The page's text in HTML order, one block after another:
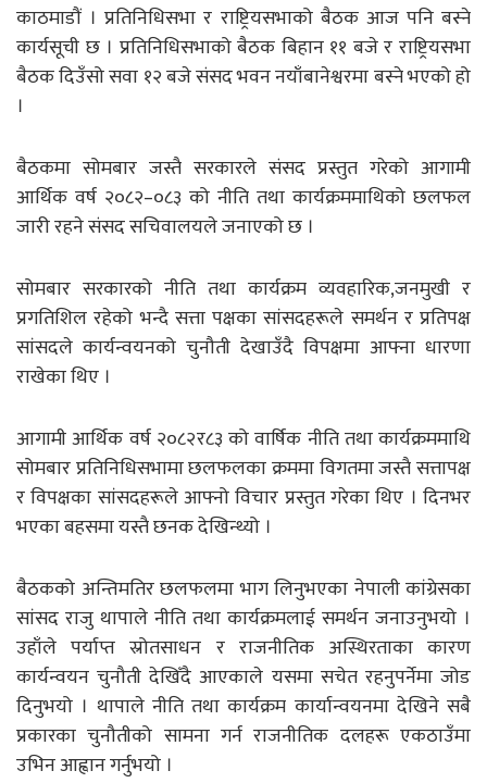
काठमाडौं । प्रतिनिधिसभा र राष्ट्रियसभाको बैठक आज पनि बस्ने
कार्यसूची छ । प्रतिनिधिसभाको बैठक बिहान ११ बजे र राष्ट्रियसभा
बैठक दिउँसो सवा १२ बजे संसद भवन नयाँबानेश्वरमा बस्ने भएको हो
।
बैठकमा सोमबार जस्तै सरकारले संसद प्रस्तुत गरेको आगामी
आर्थिक वर्ष २०८२–०८३ को नीति तथा कार्यक्रममाथिको छलफल
जारी रहने संसद सचिवालयले जनाएको छ ।
सोमबार सरकारको नीति तथा कार्यक्रम व्यवहारिक,जनमुखी र
प्रगतिशिल रहेको भन्दै सत्ता पक्षका सांसदहरूले समर्थन र प्रतिपक्ष
सांसदले कार्यन्वयनको चुनौती देखाउँदै विपक्षमा आफ्ना धारणा
राखेका थिए ।
आगामी आर्थिक वर्ष २०८२र८३ को वार्षिक नीति तथा कार्यक्रममाथि
सोमबार प्रतिनिधिसभामा छलफलका क्रममा विगतमा जस्तै सत्तापक्ष
र विपक्षका सांसदहरूले आफ्नो विचार प्रस्तुत गरेका थिए । दिनभर
भएका बहसमा यस्तै छनक देखिन्थ्यो ।
बैठकको अन्तिमतिर छलफलमा भाग लिनुभएका नेपाली कांग्रेसका
सांसद राजु थापाले नीति तथा कार्यक्रमलाई समर्थन जनाउनुभयो ।
उहाँले पर्याप्त स्रोतसाधन र राजनीतिक अस्थिरताका कारण
कार्यन्वयन चुनौती देखिँदै आएकाले यसमा सचेत रहनुपर्नेमा जोड
दिनुभयो । थापाले नीति तथा कार्यक्रम कार्यान्वयनमा देखिने सबै
प्रकारका चुनौतीको सामना गर्न राजनीतिक दलहरू एकठाउँमा
उभिन आह्वान गर्नुभयो ।